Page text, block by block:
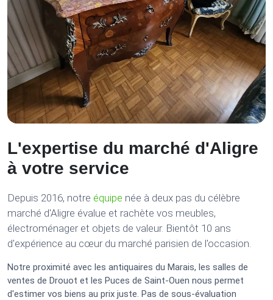
L'expertise du marché d'Aligre
à votre service
Depuis 2016, notre équipe née à deux pas du célèbre
marché d'Aligre évalue et rachète vos meubles,
électroménager et objets de valeur. Bientôt 10 ans
d'expérience au cœur du marché parisien de l'occasion.
Notre proximité avec les antiquaires du Marais, les salles de
ventes de Drouot et les Puces de Saint-Ouen nous permet
d'estimer vos biens au prix juste. Pas de sous-évaluation